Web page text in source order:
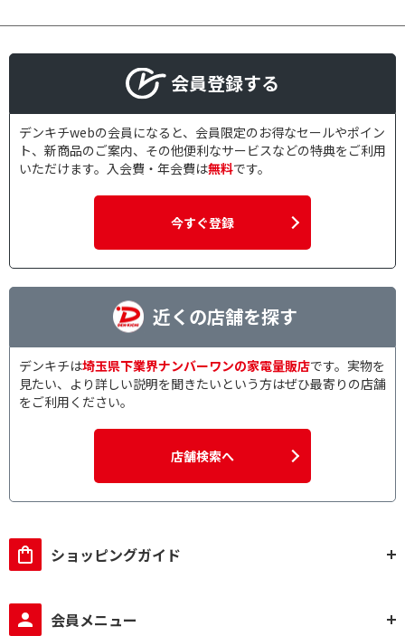
会員登録する
デンキチwebの会員になると、会員限定のお得なセールやポイン
ト、新商品のご案内、その他便利なサービスなどの特典をご利用
いただけます。入会費・年会費は無料です。
今すぐ登録
近くの店舗を探す
デンキチは埼玉県下業界ナンバーワンの家電量販店です。実物を
見たい、より詳しい説明を聞きたいという方はぜひ最寄りの店舗
をご利用ください。
店舗検索へ
ショッピングガイド
会員メニュー